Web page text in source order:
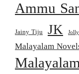
Ammu
Jainy Tiju JK
Malayalam